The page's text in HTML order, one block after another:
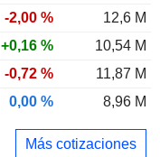
-2,00 %
12,6 M
+0,16 %
10,54 M
-0,72 %
11,87 M
0,00 % 8,96 M
Más cotizaciones